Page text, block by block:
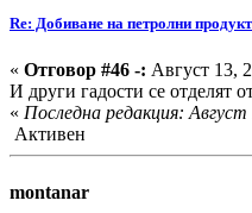
Re: Добиване на петролни
« Отговор #46 -: Август 13,
И други гадости се отделят
« Последна редакция:
Активен
montanar